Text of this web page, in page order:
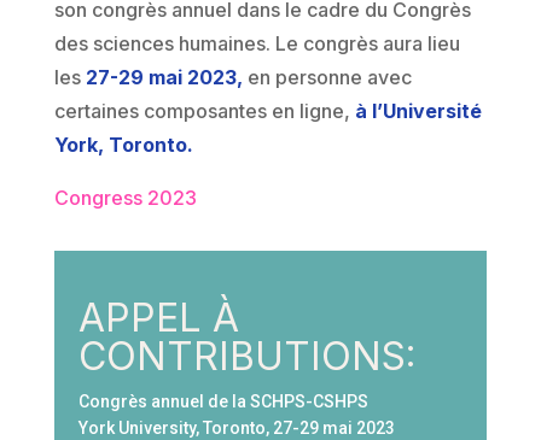
son congrès annuel dans le cadre du Congrès
des sciences humaines. Le congrès aura lieu
les 27-29 mai 2023, en personne avec
certaines composantes en ligne, à l’Université
York, Toronto.
Congress 2023
APPEL À
CONTRIBUTIONS:
Congrès annuel de la SCHPS-CSHPS
York University, Toronto, 27-29 mai 2023